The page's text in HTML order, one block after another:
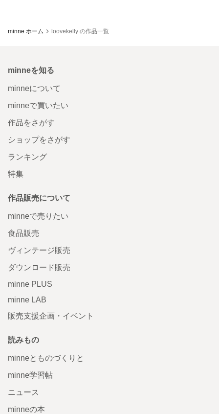
minne ホーム loovekelly の作品一覧
minneを知る
minneについて
minneで買いたい
作品をさがす
ショップをさがす
ランキング
特集
作品販売について
minneで売りたい
食品販売
ヴィンテージ販売
ダウンロード販売
minne PLUS
minne LAB
販売支援企画・イベント
読みもの
minneとものづくりと
minne学習帖
ニュース
minneの本